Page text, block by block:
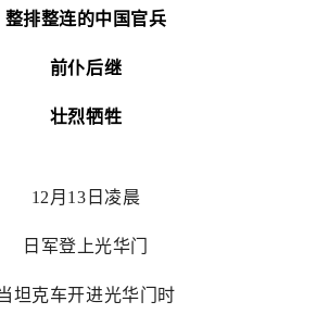
整排整连的中国官兵
前仆后继
壮烈牺牲
12月13日凌晨
日军登上光华门
坦克车开进光华门时